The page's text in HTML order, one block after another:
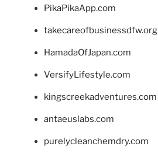
PikaPikaApp.com
takecareofbusinessdfw.org
HamadaOfJapan.com
VersifyLifestyle.com
kingscreekadventures.com
antaeuslabs.com
purelycleanchemdry.com